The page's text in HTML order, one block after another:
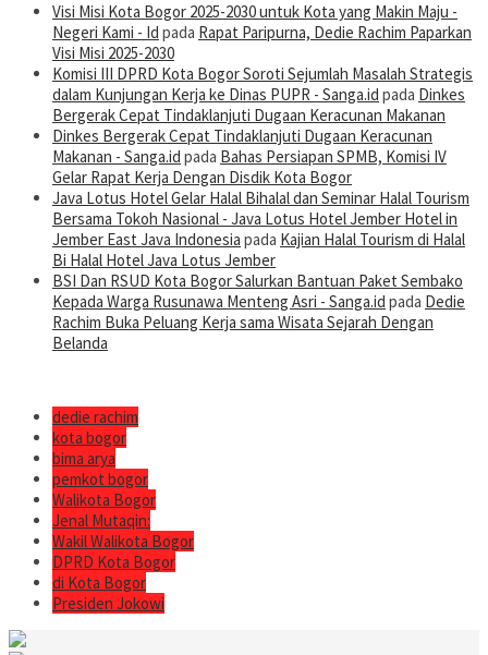
Visi Misi Kota Bogor 2025-2030 untuk Kota yang Makin Maju -
Negeri Kami - Id pada Rapat Paripurna, Dedie Rachim Paparkan
Visi Misi 2025-2030
Komisi III DPRD Kota Bogor Soroti Sejumlah Masalah Strategis
dalam Kunjungan Kerja ke Dinas PUPR - Sanga.id pada Dinkes
Bergerak Cepat Tindaklanjuti Dugaan Keracunan Makanan
Dinkes Bergerak Cepat Tindaklanjuti Dugaan Keracunan
Makanan - Sanga.id pada Bahas Persiapan SPMB, Komisi IV
Gelar Rapat Kerja Dengan Disdik Kota Bogor
Java Lotus Hotel Gelar Halal Bihalal dan Seminar Halal Tourism
Bersama Tokoh Nasional - Java Lotus Hotel Jember Hotel in
Jember East Java Indonesia pada Kajian Halal Tourism di Halal
Bi Halal Hotel Java Lotus Jember
BSI Dan RSUD Kota Bogor Salurkan Bantuan Paket Sembako
Kepada Warga Rusunawa Menteng Asri - Sanga.id pada Dedie
Rachim Buka Peluang Kerja sama Wisata Sejarah Dengan
Belanda
dedie rachim
kota bogor
bima arya
pemkot bogor
Walikota Bogor
Jenal Mutaqin:
Wakil Walikota Bogor
DPRD Kota Bogor
di Kota Bogor
Presiden Jokowi